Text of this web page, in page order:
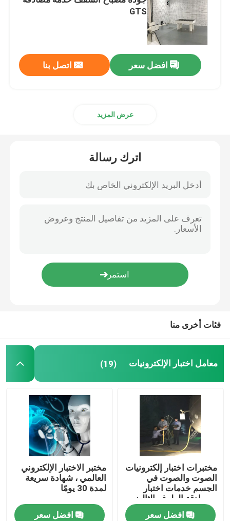
اختبار الأجهزة المنزلية
مختبر اختبار الترددات اللاسلكية
مختبر UL الاختباري
معمل شهادة CE
معمل اختبار Rohs
اختبار معمل CCC
GTS
افضل سعر اتصل بنا
عرض المزيد
اترك رسالة
فئات أخرى منا
معامل اختبار الإلكترونيات (19)
مختبرات اختبار إلكترونيات
الصوت والصوت في
الجسم خدمات اختبار
ومصادقة الطرف الثالث
EFT CS
افضل سعر
مختبر الاختبار الإلكتروني
العالمي ، شهادة سريعة
لمدة 30 يومًا
افضل سعر